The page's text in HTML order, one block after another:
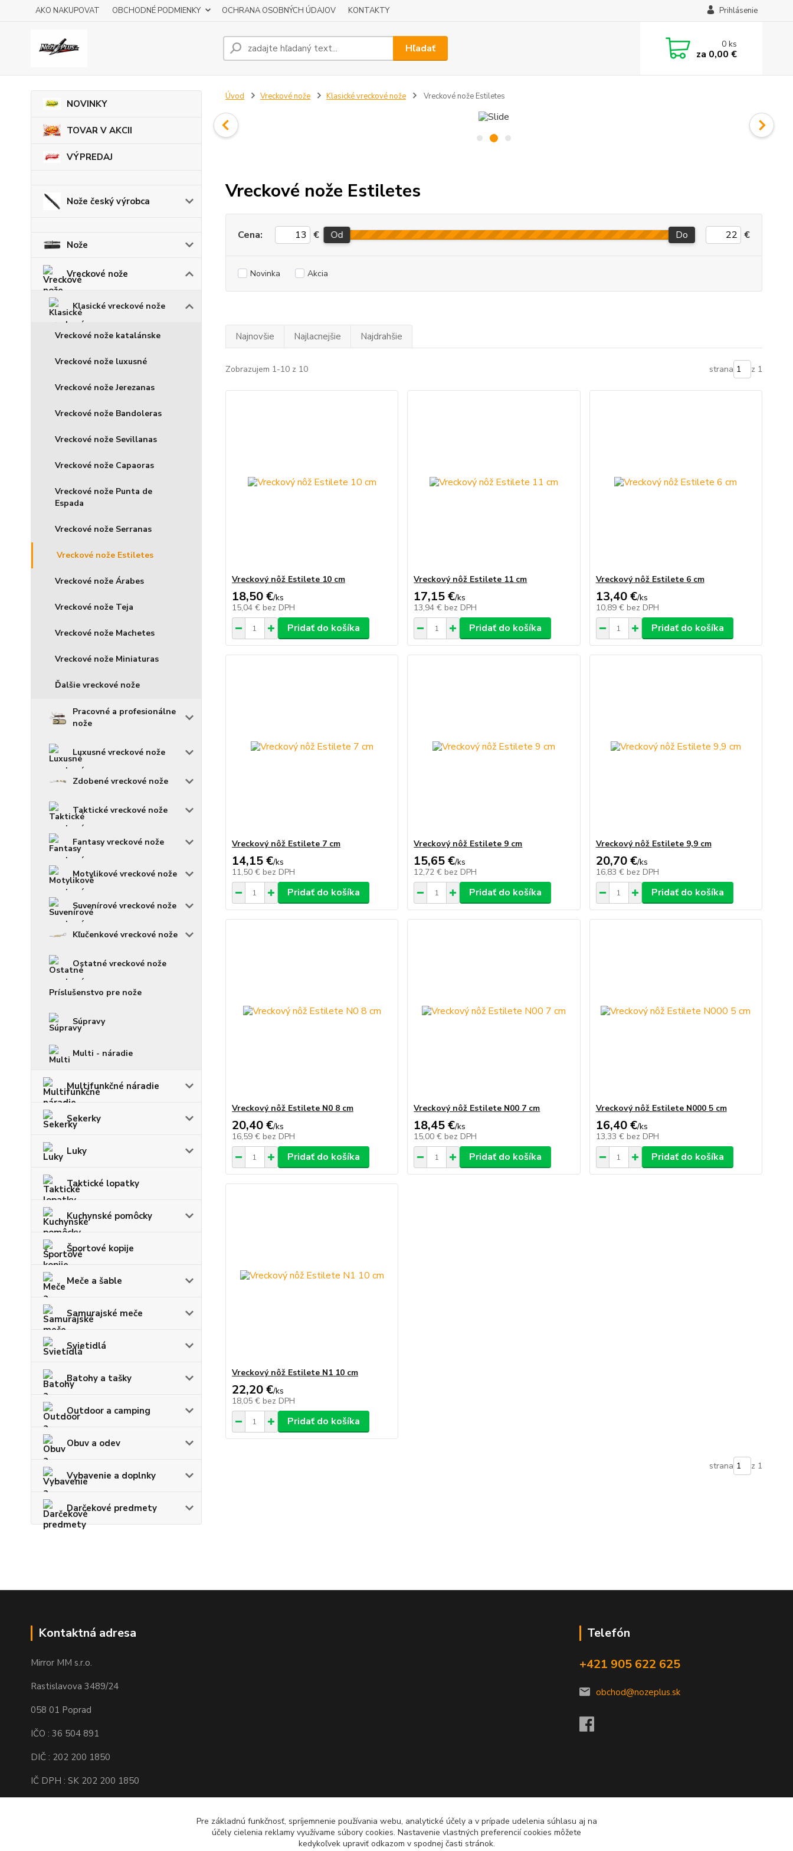
AKO NAKUPOVAT OBCHODNÉ PODMIENKY OCHRANA OSOBNÝCH ÚDAJOV KONTAKTY Prihlásenie
Hľadať 0ks
za 0,00 €
NOVINKY
TOVAR V AKCII
VÝPREDAJ
Nože český výrobca
Nože
Vreckové nože
Klasické vreckové nože
Vreckové nože katalánske
Vreckové nože luxusné
Vreckové nože Jerezanas
Vreckové nože Bandoleras
Vreckové nože Sevillanas
Vreckové nože Capaoras
Vreckové nože Punta de
Espada
Vreckové nože Serranas
Vreckové nože Estiletes
Vreckové nože Árabes
Vreckové nože Teja
Vreckové nože Machetes
Vreckové nože Miniaturas
Ďalšie vreckové nože
Pracovné a profesionálne
nože
Luxusné vreckové nože
Zdobené vreckové nože
Taktické vreckové nože
Fantasy vreckové nože
Motylikové vreckové nože
Suvenírové vreckové nože
Kľučenkové vreckové nože
Ostatné vreckové nože
Príslušenstvo pre nože
Súpravy
Multi - náradie
Multifunkčné náradie
Sekerky
Luky
Taktické lopatky
Kuchynské pomôcky
Športové kopije
Meče a šable
Samurajské meče
Svietidlá
Batohy a tašky
Outdoor a camping
Obuv a odev
Vybavenie a doplnky
Darčekové predmety
Úvod Vreckové nože Klasické vreckové nože Vreckové nože Estiletes
Vreckové nože Estiletes
Cena: € Od Do €
Novinka Akcia
Najnovšie Najlacnejšie Najdrahšie
Zobrazujem 1-10 z 10 strana z 1
Vreckový nôž Estilete 10 cm
18,50 €/ks
15,04 € bez DPH
Pridať do košíka
Vreckový nôž Estilete 11 cm
17,15 €/ks
13,94 € bez DPH
Pridať do košíka
Vreckový nôž Estilete 6 cm
13,40 €/ks
10,89 € bez DPH
Pridať do košíka
Vreckový nôž Estilete 7 cm
14,15 €/ks
11,50 € bez DPH
Pridať do košíka
Vreckový nôž Estilete 9 cm
15,65 €/ks
12,72 € bez DPH
Pridať do košíka
Vreckový nôž Estilete 9,9 cm
20,70 €/ks
16,83 € bez DPH
Pridať do košíka
Vreckový nôž Estilete N0 8 cm
20,40 €/ks
16,59 € bez DPH
Pridať do košíka
Vreckový nôž Estilete N00 7 cm
18,45 €/ks
15,00 € bez DPH
Pridať do košíka
Vreckový nôž Estilete N000 5 cm
16,40 €/ks
13,33 € bez DPH
Pridať do košíka
Vreckový nôž Estilete N1 10 cm
22,20 €/ks
18,05 € bez DPH
Pridať do košíka
strana z 1
Kontaktná adresa
Mirror MM s.r.o.
Rastislavova 3489/24
058 01 Poprad
IČO : 36 504 891
DIČ : 202 200 1850
IČ DPH : SK 202 200 1850
Telefón
+421 905 622 625
obchod@nozeplus.sk
Pre základnú funkčnosť, spríjemnenie používania webu, analytické účely a v prípade udelenia súhlasu aj na
účely cielenia reklamy využívame súbory cookies. Nastavenie vlastných preferencií cookies môžete
kedykoľvek upraviť odkazom v spodnej časti stránok.